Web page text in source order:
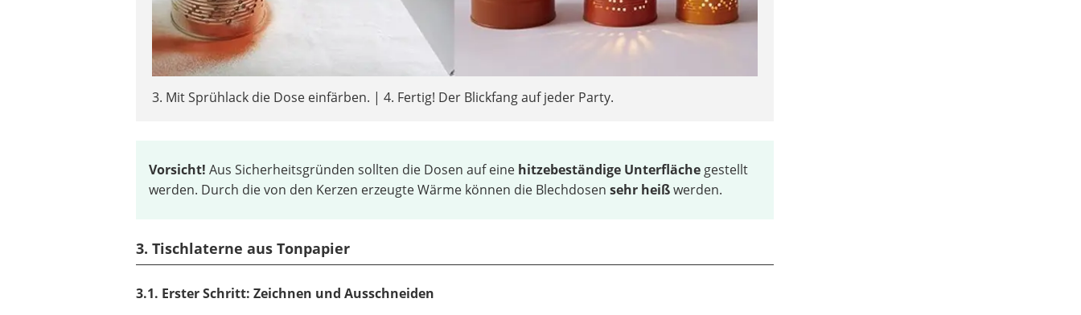
3. Mit Sprühlack die Dose einfärben. | 4. Fertig! Der Blickfang auf jeder Party.
Vorsicht! Aus Sicherheitsgründen sollten die Dosen auf eine hitzebeständige Unterfläche gestellt
werden. Durch die von den Kerzen erzeugte Wärme können die Blechdosensehr heißwerden.
3. Tischlaterne aus Tonpapier
3.1. Erster Schritt: Zeichnen und Ausschneiden